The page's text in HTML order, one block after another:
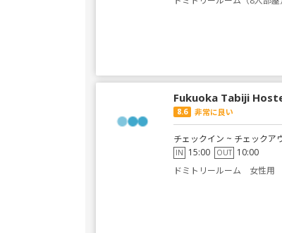
Fukuoka Tabiji
8.6 非常に良い
チェックイン ~ チェックア
IN 15:00 OUT 10:00
ドミトリールーム 女性用